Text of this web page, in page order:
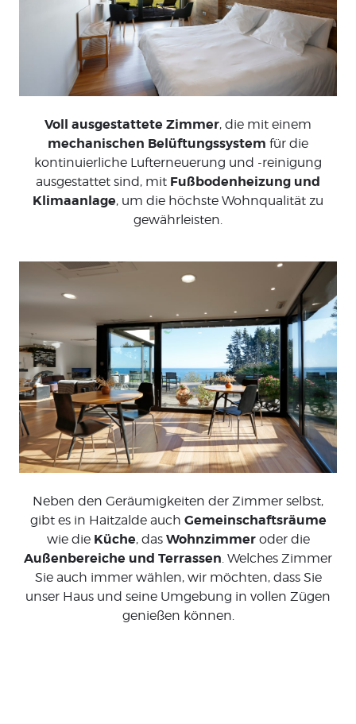
Voll ausgestattete Zimmer, die mit einem
mechanischen Belüftungssystem für die
kontinuierliche Lufterneuerung und -reinigung
ausgestattet sind, mit Fußbodenheizung und
Klimaanlage, um die höchste Wohnqualität zu
gewährleisten.
Neben den Geräumigkeiten der Zimmer selbst,
gibt es in Haitzalde auch Gemeinschaftsräume
wie die Küche, das Wohnzimmeroder die
Außenbereiche und Terrassen. Welches Zimmer
Sie auch immer wählen, wir möchten, dass Sie
unser Haus und seine Umgebung in vollen Zügen
genießen können.